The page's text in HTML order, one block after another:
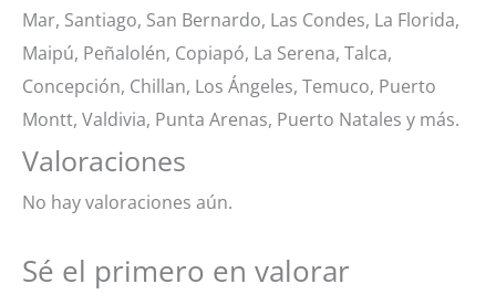
Mar, Santiago, San Bernardo, Las Condes, La Florida,
Maipú, Peñalolén, Copiapó, La Serena, Talca,
Concepción, Chillan, Los Ángeles, Temuco, Puerto
Montt, Valdivia, Punta Arenas, Puerto Natales y más.
Valoraciones
No hay valoraciones aún.
Sé el primero en valorar